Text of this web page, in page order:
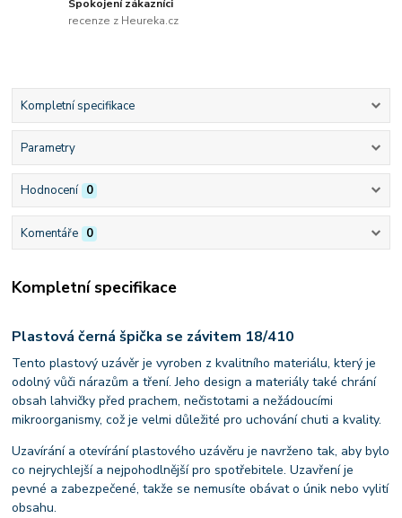
Spokojení zákazníci
recenze z Heureka.cz
Kompletní specifikace
Parametry
Hodnocení 0
Komentáře 0
Kompletní specifikace
Plastová černá špička se závitem 18/410
Tento plastový uzávěr je vyroben z kvalitního materiálu, který je
odolný vůči nárazům a tření. Jeho design a materiály také chrání
obsah lahvičky před prachem, nečistotami a nežádoucími
mikroorganismy, což je velmi důležité pro uchování chuti a kvality.
Uzavírání a otevírání plastového uzávěru je navrženo tak, aby bylo
co nejrychlejší a nejpohodlnější pro spotřebitele. Uzavření je
pevné a zabezpečené, takže se nemusíte obávat o únik nebo vylití
obsahu.